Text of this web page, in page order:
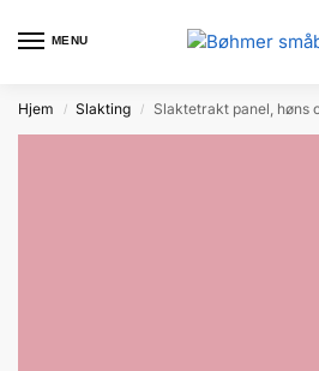
innholdet
MENU
Hjem / Slakting / Slaktetrakt panel, høns